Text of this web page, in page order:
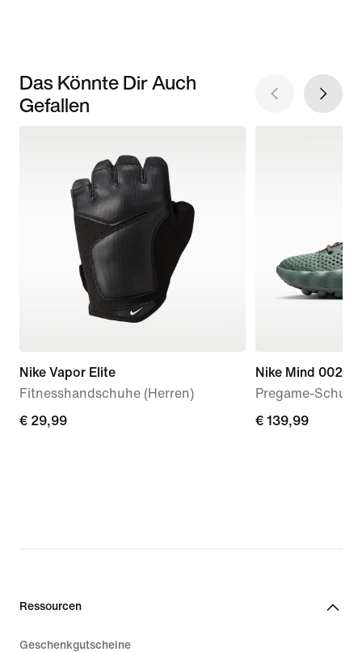
Das Könnte Dir Auch
Gefallen
Nike Vapor Elite
Fitnesshandschuhe (Herren)
€ 29,99
€ 29,99
Nike Mind 002
Pregame-Schuh
€ 139,99
€ 139,99
Ressourcen
Geschenkgutscheine